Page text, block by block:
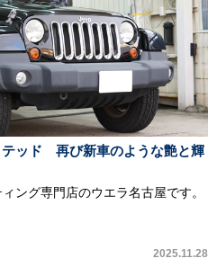
ッド 再び新車のような艶と輝
ング専門店のウエラ名古屋です。
2025.11.28